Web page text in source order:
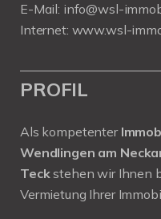
E-Mail: info@wsl-
Internet: www.wsl-
PROFIL
Als kompetenter
Wendlingen am
Teckstehen wir Ihnen
Vermietung Ihrer